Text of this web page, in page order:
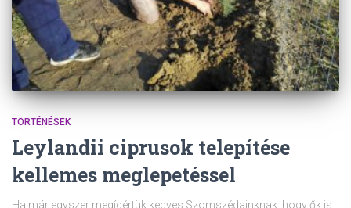
TÖRTÉNÉSEK
Leylandii ciprusok telepítése
kellemes meglepetéssel
Ha már egyszer megígértük kedves Szomszédainknak, hogy ők is